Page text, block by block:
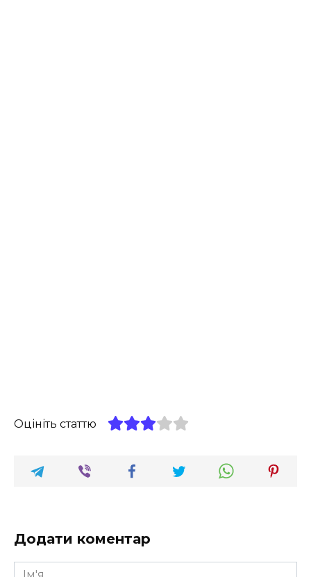
Оцініть статтю
Додати коментар
Ім'я